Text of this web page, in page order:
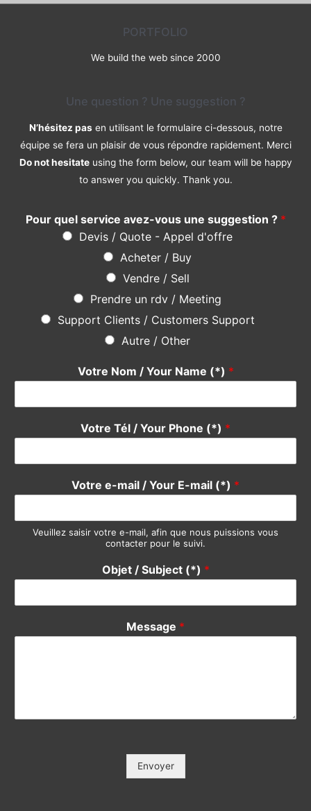
PORTFOLIO
We build the web since 2000
Une question ? Une suggestion ?
N’hésitez pasen utilisant le formulaire ci-dessous, notre
équipe se fera un plaisir de vous répondre rapidement. Merci
Do not hesitateusing the form below, our team will be happy
to answer you quickly. Thank you.
Pour quel service avez-vous une suggestion ? *
Devis / Quote - Appel d'offre
Acheter / Buy
Vendre / Sell
Prendre un rdv / Meeting
Support Clients / Customers Support
Autre / Other
Votre Nom / Your Name (*) *
Votre Tél / Your Phone (*) *
Votre e-mail / Your E-mail (*) *
Veuillez saisir votre e-mail, afin que nous puissions vous
contacter pour le suivi.
Objet / Subject (*) *
Message *
Envoyer